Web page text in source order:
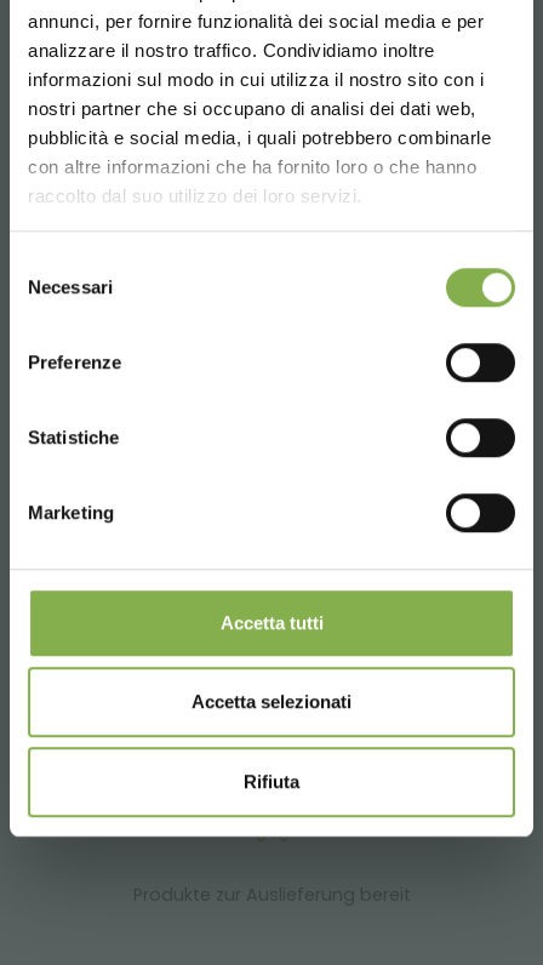
annunci, per fornire funzionalità dei social media e per
analizzare il nostro traffico. Condividiamo inoltre
informazioni sul modo in cui utilizza il nostro sito con i
nostri partner che si occupano di analisi dei dati web,
pubblicità e social media, i quali potrebbero combinarle
con altre informazioni che ha fornito loro o che hanno
raccolto dal suo utilizzo dei loro servizi.
delNecessari
Preferenze
Statistiche
Marketing
Accetta tutti
Accetta selezionati
Rifiuta
Choose the country you are in and your
language for a better browsing experience
Email
Anfrage Informationen
info@orlandelli.it
DIENSTLEISTUNGEN
Produkte zur Auslieferung bereit
TAUCHE EIN IN UNSERE
WELT!
Ein kleines Geschenk für dich...
5 % Rabattauf deine erste Bestellung *
2 % Rabatt immerauf tutti deine
zukünftigen Einkäufe *
ab einem Bestellwert
von 15.000 €
der Registrierung die Option Newsletter)
berechnen sich exklusive Verpackung und